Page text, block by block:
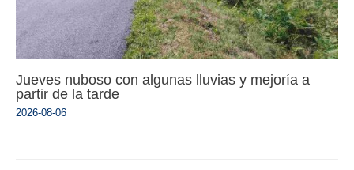
Jueves nuboso con algunas lluvias y mejoría a
partir de la tarde
2026-08-06